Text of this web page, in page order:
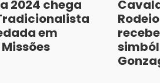
2024 chega
em